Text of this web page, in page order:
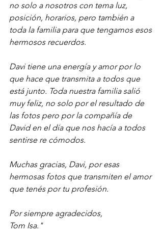
no solo a nosotros con tema luz,
posición, horarios, pero también a
toda la familia para que tengamos esos
hermosos recuerdos.
Davi tiene una energía y amor por lo
que hace que transmita a todos que
está junto. Toda nuestra familia salió
muy feliz, no solo por el resultado de
las fotos pero por la compañía de
David en el día que nos hacía a todos
sentirse re cómodos.
Muchas gracias, Davi, por esas
hermosas fotos que transmiten el amor
que tenés por tu profesión.
Por siempre agradecidos,
Tom Isa."